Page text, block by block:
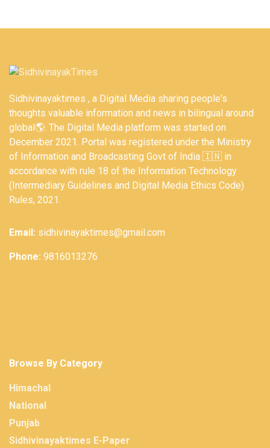
Sidhivinayaktimes , a Digital Media sharing people's
thoughts valuable information and news in bilingual around
global🌎. The Digital Media platform was started on
December 2021. Portal was registered under the Ministry
of Information and Broadcasting Govt of India 🇮🇳 in
accordance with rule 18 of the Information Technology
(Intermediary Guidelines and Digital Media Ethics Code)
Rules, 2021.
Email: sidhivinayaktimes@gmail.com
Phone: 9816013276
Browse By Category
Himachal
National
Punjab
Sidhivinayaktimes E-Paper